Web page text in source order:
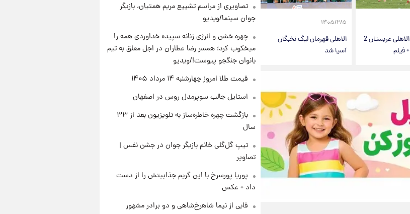
خلاصه بازی الاهلی عربستان 2
۱۴۰۵/۲/۵
الاهلی قهرمان لیگ نخبگان
آسیا شد
بزرگ‌تری برای ایران است
۲۱ ساعت پیش
آمریکا به مدرسه میناب؛ «باید
سیلی محکمی به صورت ترامپ زد»
۲۱ ساعت پیش
قیمت طلا و سکه امروز چهارشنبه
و سکه
تصاویری از مراسم تشییع مریم همتیان، بازیگر
جوان سینما/ویدیو
چهره خشن و انرژی زنانه سپیده خداوردی همه را
میخکوب کرد؛ همسر رضا عطاران در اجل معلق به تیم
بانوان جنگجو پیوست!/ویدیو
قیمت طلا امروز چهارشنبه ۱۴ مرداد ۱۴۰۵
استایل جالب سوپرمدل روس در اصفهان
بازگشت چهره خاطره‌ساز به تلویزیون بعد از ۳۳
سال
تیپ گل‌گلی خانم بازیگر جوان در جشن نفس |
تصاویر
پوریا پورسرخ با این گریم جذابیتش را از دست
داد + عکس
قابی از نیما شاهرخ‌شاهی و دو برادر مشهور